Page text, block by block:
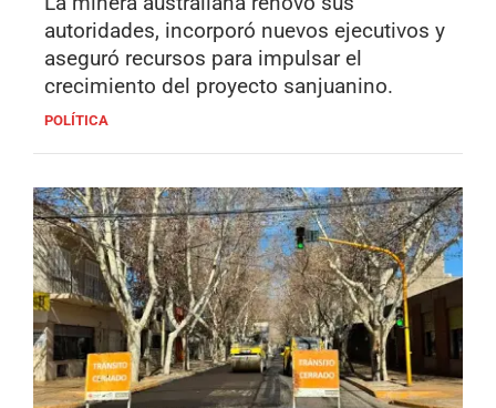
autoridades, incorporó nuevos ejecutivos y
aseguró recursos para impulsar el
crecimiento del proyecto sanjuanino.
POLÍTICA